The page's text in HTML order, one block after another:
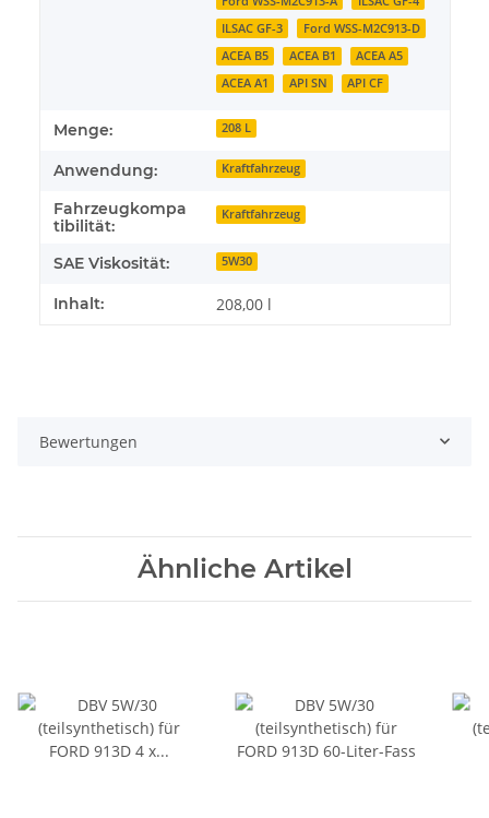
ILSAC GF-3
Ford WSS-M2C913-D
ACEA B5
ACEA B1
ACEA A5
ACEA A1
API SN API CF
Menge: 208 L
Anwendung: Kraftfahrzeug
Fahrzeugkompa
tibilität:
Kraftfahrzeug
SAE Viskosität: 5W30
Inhalt: 208,00 l
Bewertungen
Ähnliche Artikel